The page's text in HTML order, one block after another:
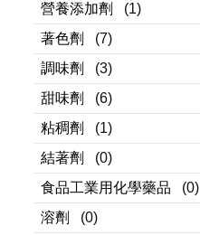
營養添加劑
(1)
著色劑
(7)
調味劑
(3)
甜味劑
(6)
粘稠劑
(1)
結著劑
(0)
食品工業用化學藥品
(0)
溶劑
(0)